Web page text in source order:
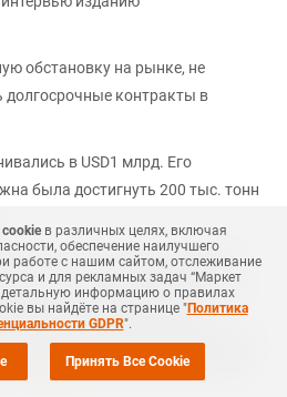
обстановку на рынке, не
контракты в
в USD1 млрд. Его
была достигнуть 200 тыс. тонн
построить в промышленной
в 70 км от крупнейшего финского
удобрений Yara
норвежской химкомпании
вырослав 90 раз, с USD15 млн
в различных целях, включая
обеспечение наилучшего
работе с нашим сайтом, отслеживание
и для рекламных задач “Маркет
детальную информацию о правилах
вы найдёте на странице "Политика
GDPR".
Принять Все Cookie